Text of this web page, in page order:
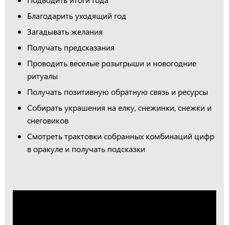
Благодарить уходящий год
Загадывать желания
Получать предсказания
Проводить веселые розыгрыши и новогодние
ритуалы
Получать позитивную обратную связь и ресурсы
Собирать украшения на елку, снежинки, снежки и
снеговиков
Смотреть трактовки собранных комбинаций цифр
в оракуле и получать подсказки